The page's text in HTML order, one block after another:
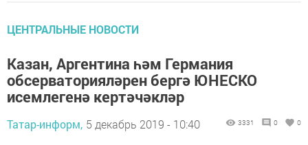
ЦЕНТРАЛЬНЫЕ НОВОСТИ
Казан, Аргентина һәм Германия
обсерваторияләрен бергә ЮНЕСКО
исемлегенә кертәчәкләр
Татар-информ, 5 декабрь 2019 - 10:40 3331 0 0